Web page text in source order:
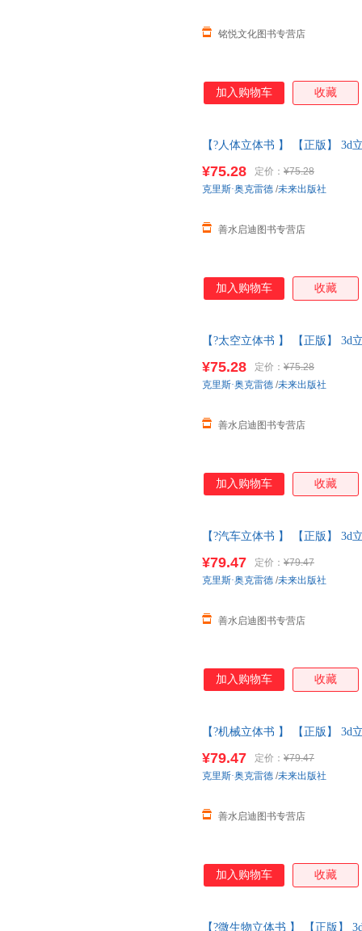
铭悦文化图书专营店
加入购物车 收藏
【?人体立体书 】 【正版】 3d
系客服】
¥75.28 定价： ¥75.28
善水启迪图书专营店
克里斯·奥克雷德 /未来出版社
加入购物车 收藏
【?太空立体书 】 【正版】 3d
系客服】
¥75.28 定价： ¥75.28
善水启迪图书专营店
克里斯·奥克雷德 /未来出版社
加入购物车 收藏
【?汽车立体书 】 【正版】 3d
系客服】
¥79.47 定价： ¥79.47
善水启迪图书专营店
克里斯·奥克雷德 /未来出版社
加入购物车 收藏
【?机械立体书 】 【正版】 3d
系客服】
¥79.47 定价： ¥79.47
善水启迪图书专营店
克里斯·奥克雷德 /未来出版社
加入购物车 收藏
【?微生物立体书 】 【正版】